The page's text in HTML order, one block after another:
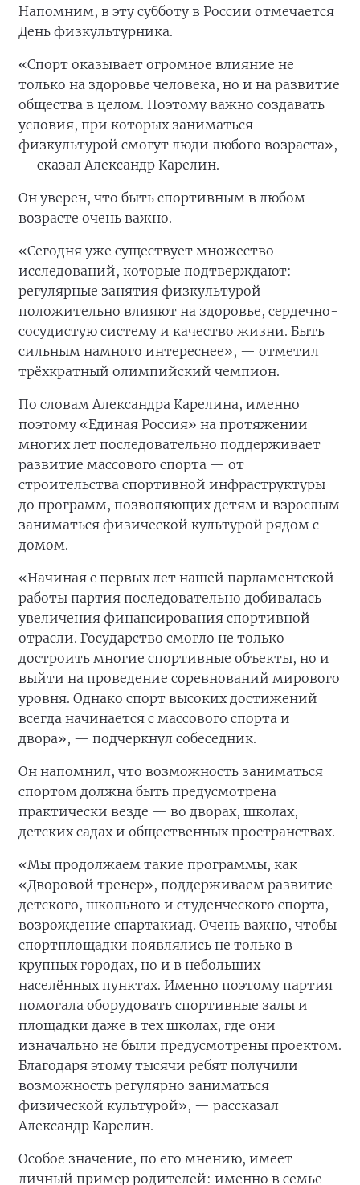
Напомним, в эту субботу в России отмечается
День физкультурника.
«Спорт оказывает огромное влияние не
только на здоровье человека, но и на развитие
общества в целом. Поэтому важно создавать
условия, при которых заниматься
физкультурой смогут люди любого возраста»,
— сказал Александр Карелин.
Он уверен, что быть спортивным в любом
возрасте очень важно.
«Сегодня уже существует множество
исследований, которые подтверждают:
регулярные занятия физкультурой
положительно влияют на здоровье, сердечно-
сосудистую систему и качество жизни. Быть
сильным намного интереснее», — отметил
трёхкратный олимпийский чемпион.
По словам Александра Карелина, именно
поэтому «Единая Россия» на протяжении
многих лет последовательно поддерживает
развитие массового спорта — от
строительства спортивной инфраструктуры
до программ, позволяющих детям и взрослым
заниматься физической культурой рядом с
домом.
«Начиная с первых лет нашей парламентской
работы партия последовательно добивалась
увеличения финансирования спортивной
отрасли. Государство смогло не только
достроить многие спортивные объекты, но и
выйти на проведение соревнований мирового
уровня. Однако спорт высоких достижений
всегда начинается с массового спорта и
двора», — подчеркнул собеседник.
Он напомнил, что возможность заниматься
спортом должна быть предусмотрена
практически везде — во дворах, школах,
детских садах и общественных пространствах.
«Мы продолжаем такие программы, как
«Дворовой тренер», поддерживаем развитие
детского, школьного и студенческого спорта,
возрождение спартакиад. Очень важно, чтобы
спортплощадки появлялись не только в
крупных городах, но и в небольших
населённых пунктах. Именно поэтому партия
помогала оборудовать спортивные залы и
площадки даже в тех школах, где они
изначально не были предусмотрены проектом.
Благодаря этому тысячи ребят получили
возможность регулярно заниматься
физической культурой», — рассказал
Александр Карелин.
Особое значение, по его мнению, имеет
личный пример родителей: именно в семье